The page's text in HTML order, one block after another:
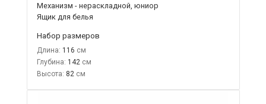
Механизм - нераскладной, юниор
Ящик для белья
Набор размеров
Длина: 116
Глубина: 142
Высота: 82